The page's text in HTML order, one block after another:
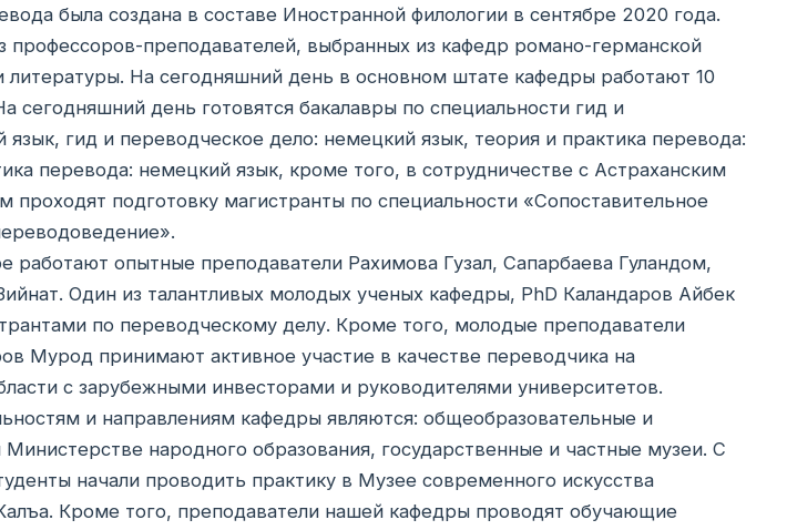
была создана в составе Иностранной филологии в сентябре 2020 года.
профессоров-преподавателей, выбранных из кафедр романо-германской
литературы. На сегодняшний день в основном штате кафедры работают 10
сегодняшний день готовятся бакалавры по специальности гид и
язык, гид и переводческое дело: немецкий язык, теория и практика перевода:
перевода: немецкий язык, кроме того, в сотрудничестве с Астраханским
проходят подготовку магистранты по специальности «Сопоставительное
работают опытные преподаватели Рахимова Гузал, Сапарбаева Гуландом,
Один из талантливых молодых ученых кафедры, PhD Каландаров Айбек
по переводческому делу. Кроме того, молодые преподаватели
Мурод принимают активное участие в качестве переводчика на
с зарубежными инвесторами и руководителями университетов.
и направлениям кафедры являются: общеобразовательные и
народного образования, государственные и частные музеи. С
начали проводить практику в Музее современного искусства
Кроме того, преподаватели нашей кафедры проводят обучающие